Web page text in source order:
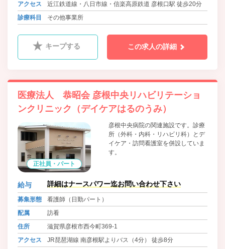
アクセス
近江鉄道線・八日市線・信楽高原鉄道 彦根口駅 徒歩20分
診療科目
その他事業所
キープする この求人の詳細
医療法人 恭昭会 彦根中央リハビリテーショ
ンクリニック（デイケアはるのうみ）
正社員・パート
彦根中央病院の関連施設です。診療
所（外科・内科・リハビリ科）とデ
イケア・訪問看護室を併設していま
す。
給与 詳細はナースパワー迄お問い合わせ下さい
募集形態
看護師（日勤パート）
配属
訪看
住所
滋賀県彦根市西今町369-1
アクセス
JR琵琶湖線 南彦根駅よりバス（4分） 徒歩8分